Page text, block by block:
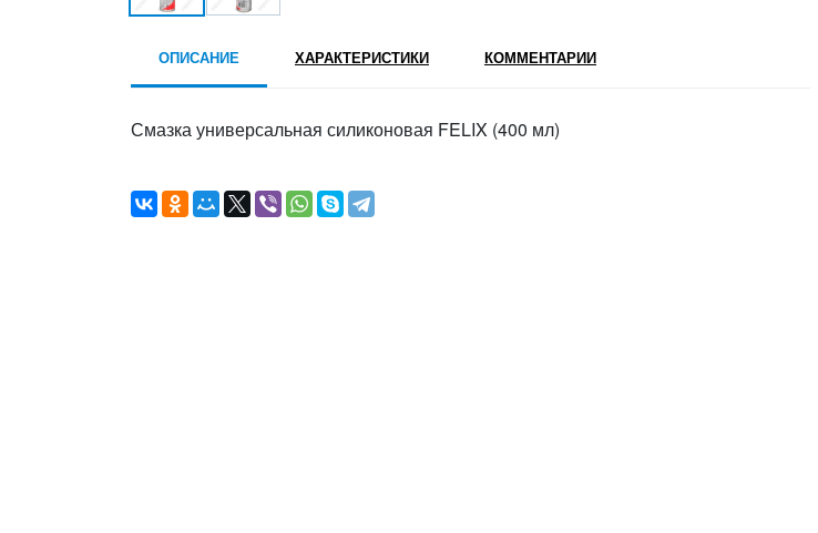
ОПИСАНИЕ ХАРАКТЕРИСТИКИ КОММЕНТАРИИ
Смазка универсальная силиконовая FELIX (400 мл)